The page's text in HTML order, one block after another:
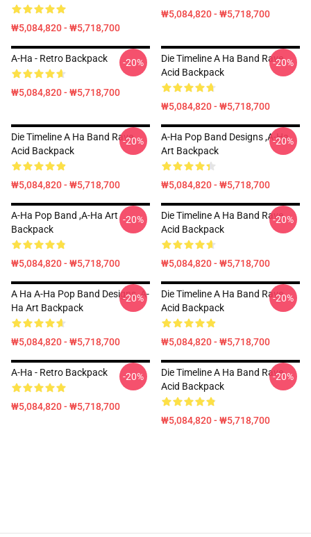
₩5,084,820 - ₩5,718,700
₩5,084,820 - ₩5,718,700
A-Ha - Retro Backpack
₩5,084,820 - ₩5,718,700
-20%
Die Timeline A Ha Band Rave
Acid Backpack
₩5,084,820 - ₩5,718,700
-20%
Die Timeline A Ha Band Rave
Acid Backpack
₩5,084,820 - ₩5,718,700
-20%
A-Ha Pop Band Designs ,A-Ha
Art Backpack
₩5,084,820 - ₩5,718,700
-20%
A-Ha Pop Band ,A-Ha Art
Backpack
₩5,084,820 - ₩5,718,700
-20%
Die Timeline A Ha Band Rave
Acid Backpack
₩5,084,820 - ₩5,718,700
-20%
A Ha A-Ha Pop Band Designs ,A-
Ha Art Backpack
₩5,084,820 - ₩5,718,700
-20%
Die Timeline A Ha Band Rave
Acid Backpack
₩5,084,820 - ₩5,718,700
-20%
A-Ha - Retro Backpack
₩5,084,820 - ₩5,718,700
-20%
Die Timeline A Ha Band Rave
Acid Backpack
₩5,084,820 - ₩5,718,700
-20%